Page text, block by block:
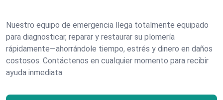
Nuestro equipo de emergencia llega totalmente equipado
para diagnosticar, reparar y restaurar su plomería
rápidamente—ahorrándole tiempo, estrés y dinero en daños
costosos. Contáctenos en cualquier momento para recibir
ayuda inmediata.